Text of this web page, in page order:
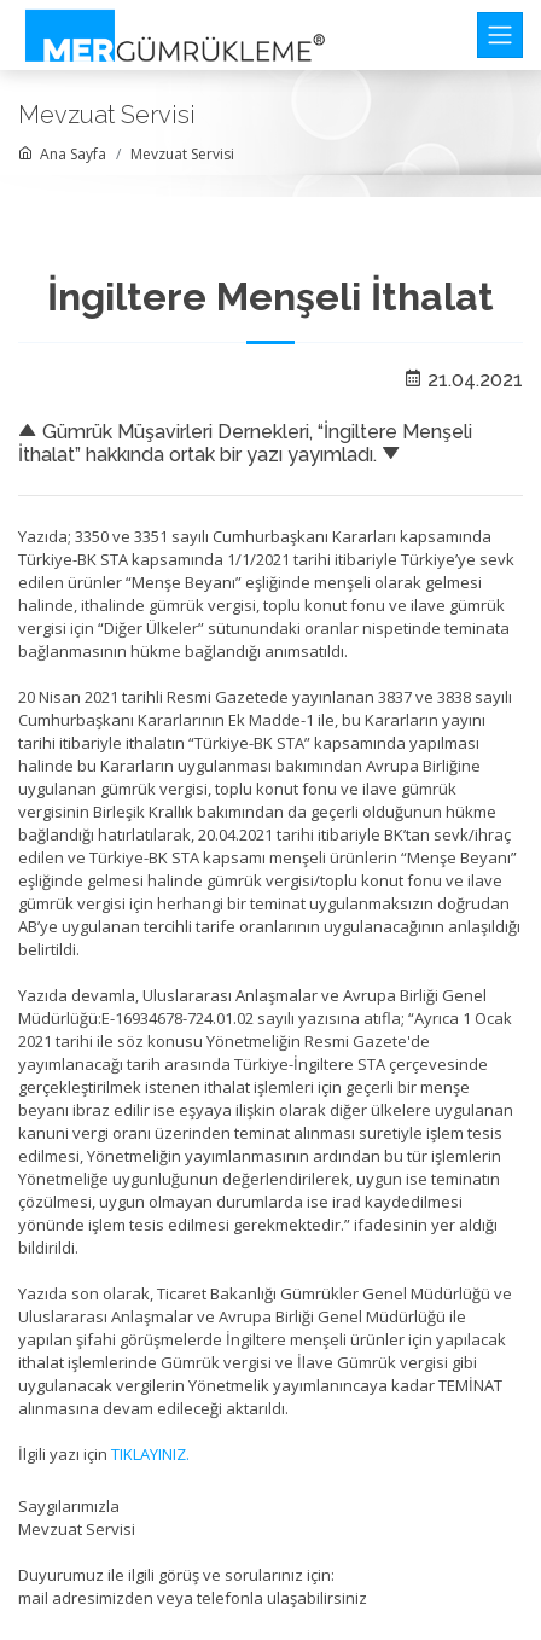
Mevzuat Servisi
Ana Sayfa Mevzuat Servisi
İngiltere Menşeli İthalat
21.04.2021
Gümrük Müşavirleri Dernekleri, “İngiltere Menşeli
İthalat” hakkında ortak bir yazı yayımladı.
Yazıda; 3350 ve 3351 sayılı Cumhurbaşkanı Kararları kapsamında
Türkiye-BK STA kapsamında 1/1/2021 tarihi itibariyle Türkiye’ye sevk
edilen ürünler “Menşe Beyanı” eşliğinde menşeli olarak gelmesi
halinde, ithalinde gümrük vergisi, toplu konut fonu ve ilave gümrük
vergisi için “Diğer Ülkeler” sütunundaki oranlar nispetinde teminata
bağlanmasının hükme bağlandığı anımsatıldı.
20 Nisan 2021 tarihli Resmi Gazetede yayınlanan 3837 ve 3838 sayılı
Cumhurbaşkanı Kararlarının Ek Madde-1 ile, bu Kararların yayını
tarihi itibariyle ithalatın “Türkiye-BK STA” kapsamında yapılması
halinde bu Kararların uygulanması bakımından Avrupa Birliğine
uygulanan gümrük vergisi, toplu konut fonu ve ilave gümrük
vergisinin Birleşik Krallık bakımından da geçerli olduğunun hükme
bağlandığı hatırlatılarak, 20.04.2021 tarihi itibariyle BK’tan sevk/ihraç
edilen ve Türkiye-BK STA kapsamı menşeli ürünlerin “Menşe Beyanı”
eşliğinde gelmesi halinde gümrük vergisi/toplu konut fonu ve ilave
gümrük vergisi için herhangi bir teminat uygulanmaksızın doğrudan
AB’ye uygulanan tercihli tarife oranlarının uygulanacağının anlaşıldığı
belirtildi.
Yazıda devamla, Uluslararası Anlaşmalar ve Avrupa Birliği Genel
Müdürlüğü:E-16934678-724.01.02 sayılı yazısına atıfla; “Ayrıca 1 Ocak
2021 tarihi ile söz konusu Yönetmeliğin Resmi Gazete'de
yayımlanacağı tarih arasında Türkiye-İngiltere STA çerçevesinde
gerçekleştirilmek istenen ithalat işlemleri için geçerli bir menşe
beyanı ibraz edilir ise eşyaya ilişkin olarak diğer ülkelere uygulanan
kanuni vergi oranı üzerinden teminat alınması suretiyle işlem tesis
edilmesi, Yönetmeliğin yayımlanmasının ardından bu tür işlemlerin
Yönetmeliğe uygunluğunun değerlendirilerek, uygun ise teminatın
çözülmesi, uygun olmayan durumlarda ise irad kaydedilmesi
yönünde işlem tesis edilmesi gerekmektedir.” ifadesinin yer aldığı
bildirildi.
Yazıda son olarak, Ticaret Bakanlığı Gümrükler Genel Müdürlüğü ve
Uluslararası Anlaşmalar ve Avrupa Birliği Genel Müdürlüğü ile
yapılan şifahi görüşmelerde İngiltere menşeli ürünler için yapılacak
ithalat işlemlerinde Gümrük vergisi ve İlave Gümrük vergisi gibi
uygulanacak vergilerin Yönetmelik yayımlanıncaya kadar TEMİNAT
alınmasına devam edileceği aktarıldı.
İlgili yazı için TIKLAYINIZ.
Saygılarımızla
Mevzuat Servisi
Duyurumuz ile ilgili görüş ve sorularınız için:
mail adresimizden veya telefonla ulaşabilirsiniz